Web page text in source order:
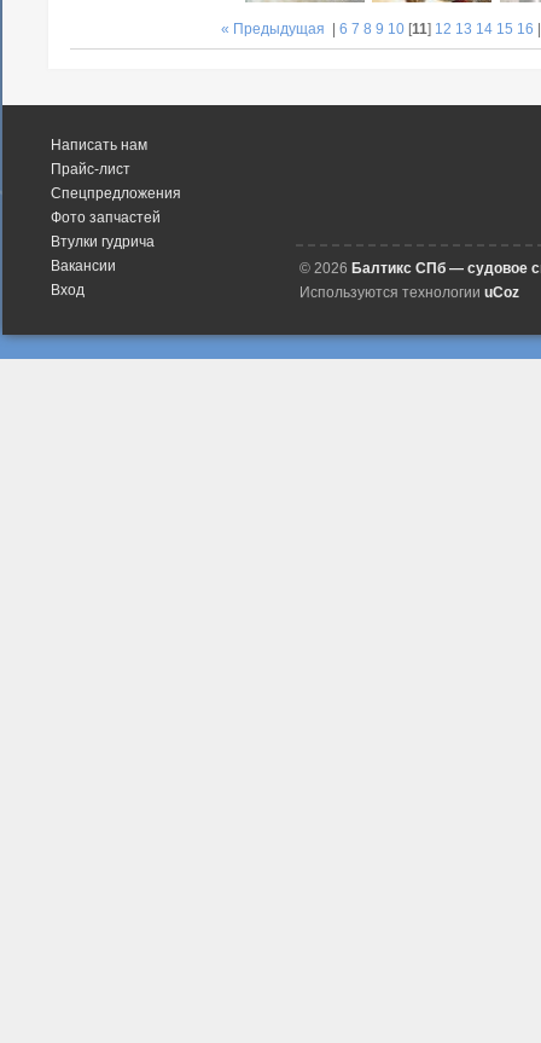
« Предыдущая 6 7 8 9 10 [11] 12 13 14 15 16
Написать нам
Прайс-лист
Спецпредложения
Фото запчастей
Втулки гудрича
Вакансии
Вход
© 2026 Балтикс СПб — судовое
Используются технологии uCoz